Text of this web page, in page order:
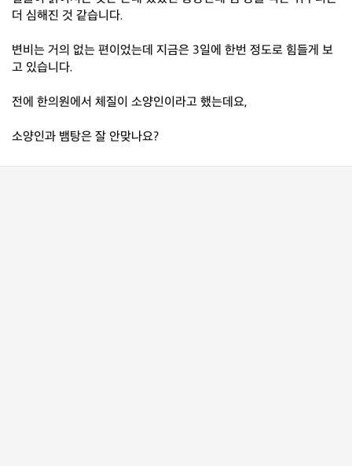
더 심해진 것 같습니다.
변비는 거의 없는 편이었는데 지금은 3일에 한번 정도로 힘들게 보
고 있습니다.
전에 한의원에서 체질이 소양인이라고 했는데요,
소양인과 뱀탕은 잘 안맞나요?